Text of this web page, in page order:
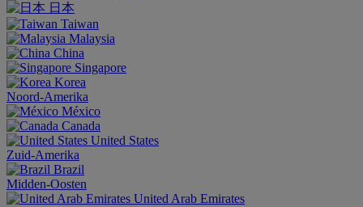
日本
Taiwan
Malaysia
China
Singapore
Korea
Noord-Amerika
México
Canada
United States
Zuid-Amerika
Brazil
Midden-Oosten
United Arab Emirates